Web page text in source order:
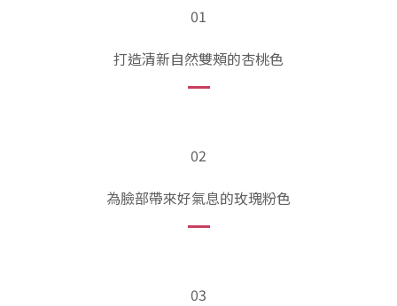
01
打造清新自然雙頰的杏桃色
02
為臉部帶來好氣息的玫瑰粉色
03